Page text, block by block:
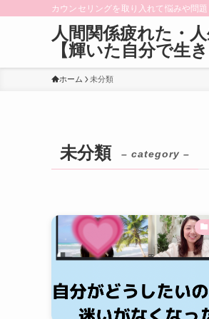
カウンセリングを取り入れて悩みや問
人間関係疲れた・
【輝いた自分で生き
ホーム 未分類
未分類 – category –